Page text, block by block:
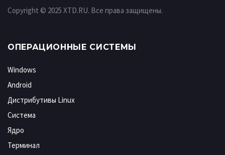
Copyright © 2025 XTD.RU. Все права защищены.
ОПЕРАЦИОННЫЕ СИСТЕМЫ
Windows
Android
Дистрибутивы Linux
Система
Ядро
Терминал